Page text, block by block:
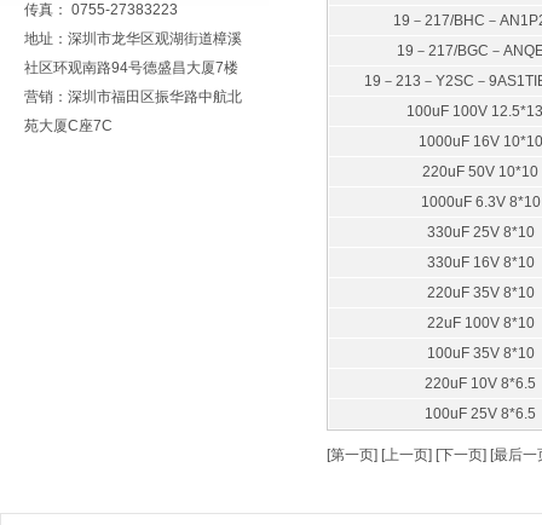
传真： 0755-27383223
地址：深圳市龙华区观湖街道樟溪
社区环观南路94号德盛昌大厦7楼
营销：深圳市福田区振华路中航北
苑大厦C座7C
19－217/BHC－
19－217/BGC－
19－213－Y2SC－
100uF 100V
1000uF 16V 10*10
220uF 50V 10*10
1000uF 6.3V 8*10
330uF 25V 8*10
330uF 16V 8*10
220uF 35V 8*10
22uF 100V 8*10
100uF 35V 8*10
220uF 10V 8*6.5
100uF 25V 8*6.5
[第一页] [上一页] [下一页] [最后一